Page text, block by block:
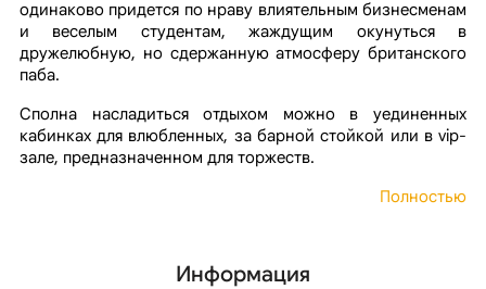
одинаково придется по нраву влиятельным бизнесменам
и веселым студентам, жаждущим окунуться в
дружелюбную, но сдержанную атмосферу британского
паба.
Сполна насладиться отдыхом можно в уединенных
кабинках для влюбленных, за барной стойкой или в vip-
зале, предназначенном для торжеств.
Полностью
Информация